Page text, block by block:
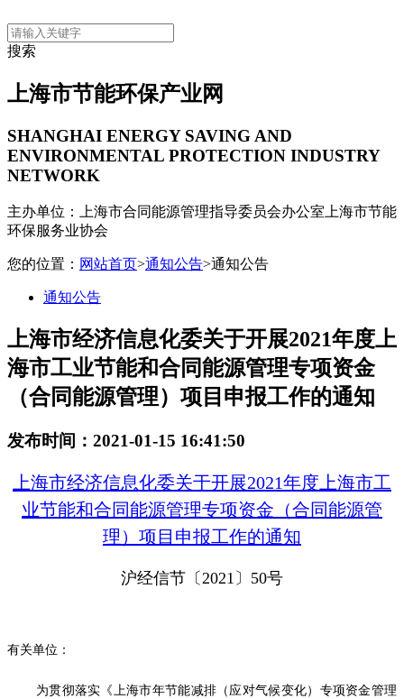
搜索
上海市节能环保产业网
SHANGHAI ENERGY SAVING AND
ENVIRONMENTAL PROTECTION INDUSTRY
NETWORK
主办单位：上海市合同能源管理指导委员会办公室 上海市节能
环保服务业协会
您的位置： 网站首页>通知公告>通知公告
通知公告
上海市经济信息化委关于开展2021年度上
海市工业节能和合同能源管理专项资金
（合同能源管理）项目申报工作的通知
发布时间：2021-01-15 16:41:50
上海市经济信息化委关于开展2021年度上海市工
业节能和合同能源管理专项资金（合同能源管
理）项目申报工作的通知
沪经信节〔2021〕50号
有关单位：
为贯彻落实《上海市年节能减排（应对气候变化）专项资金管理